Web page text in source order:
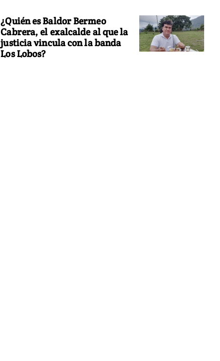
¿Quién es Baldor Bermeo
Cabrera, el exalcalde al que la
justicia vincula con la banda
Los Lobos?